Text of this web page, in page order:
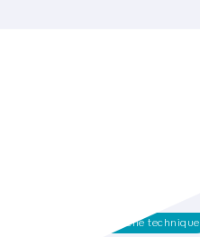
Télécharger la fiche technique